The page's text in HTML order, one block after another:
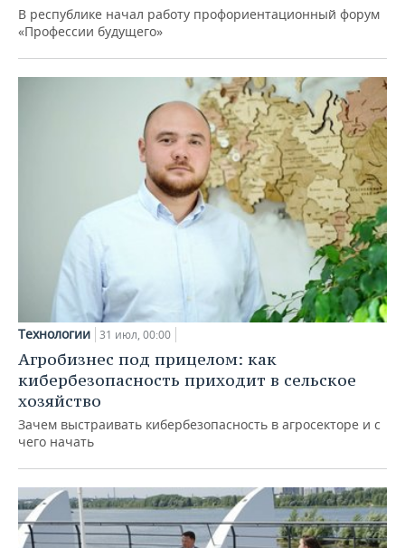
В республике начал работу профориентационный форум
«Профессии будущего»
Технологии 31 июл, 00:00
Агробизнес под прицелом: как
кибербезопасность приходит в сельское
хозяйство
Зачем выстраивать кибербезопасность в агросекторе и с
чего начать